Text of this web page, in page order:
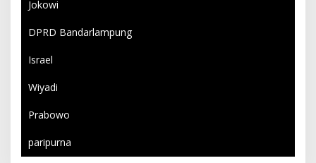
Jokowi
DPRD Bandarlampung
Israel
Wiyadi
Prabowo
paripurna